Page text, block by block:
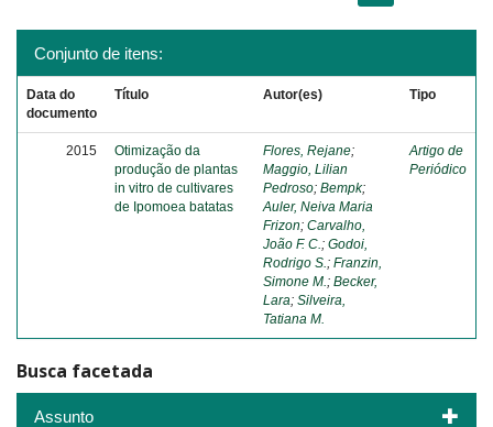
Conjunto de itens:
Data do
documento
Título Autor(es) Tipo
2015
Otimização da
produção de plantas
in vitro de cultivares
de Ipomoea batatas
Flores, Rejane;
Maggio, Lilian
Pedroso; Bempk;
Auler, Neiva Maria
Frizon; Carvalho,
João F. C.; Godoi,
Rodrigo S.; Franzin,
Simone M.; Becker,
Lara; Silveira,
Tatiana M.
Artigo de
Periódico
Busca facetada
Assunto